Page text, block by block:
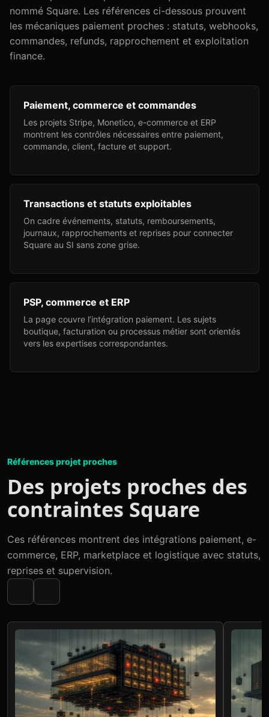
nommé Square. Les références ci-dessous prouvent
les mécaniques paiement proches : statuts, webhooks,
commandes, refunds, rapprochement et exploitation
finance.
Paiement, commerce et commandes
Les projets Stripe, Monetico, e-commerce et ERP
montrent les contrôles nécessaires entre paiement,
commande, client, facture et support.
Transactions et statuts exploitables
On cadre événements, statuts, remboursements,
journaux, rapprochements et reprises pour connecter
Square au SI sans zone grise.
PSP, commerce et ERP
La page couvre l’intégration paiement. Les sujets
boutique, facturation ou processus métier sont orientés
vers les expertises correspondantes.
Références projet proches
Des projets proches des
contraintes Square
Ces références montrent des intégrations paiement, e-
commerce, ERP, marketplace et logistique avec statuts,
reprises et supervision.